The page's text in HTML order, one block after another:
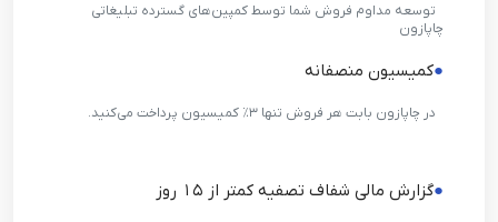
توسعه مداوم فروش شما توسط کمپین‌های گسترده تبلیغاتی
چاپازون
●کمیسیون منصفانه
در چاپازون بابت هر فروش تنها ۳٪ کمیسیون پرداخت می‌کنید.
●گزارش مالی شفاف تصفیه کمتر از ۱۵ روز